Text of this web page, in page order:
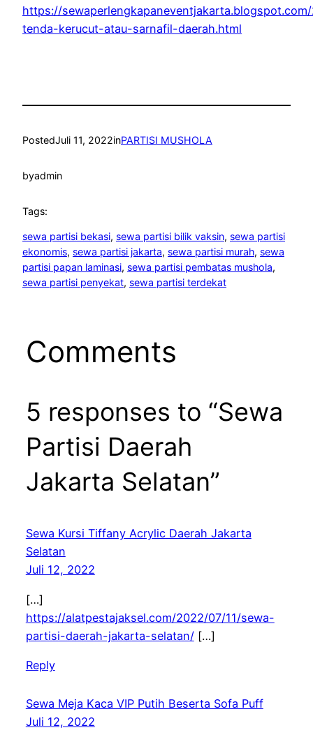
https://
tenda-kerucut-atau-sarnafil-daerah.html
PostedJuli 11, 2022inPARTISI MUSHOLA
byadmin
Tags:
sewa partisi bekasi, sewa partisi bilik vaksin, sewa partisi
ekonomis, sewa partisi jakarta, sewa partisi murah, sewa
partisi papan laminasi, sewa partisi pembatas mushola
sewa partisi penyekat, sewa partisi terdekat
Comments
5 responses to “Sewa
Partisi Daerah
Jakarta Selatan”
Sewa Kursi Tiffany Acrylic Daerah Jakarta
Selatan
Juli 12, 2022
[…]
https://alatpestajaksel.com/2022/07/11/sewa-
partisi-daerah-jakarta-selatan/[…]
Reply
Sewa Meja Kaca VIP Putih Beserta Sofa Puff
Juli 12, 2022